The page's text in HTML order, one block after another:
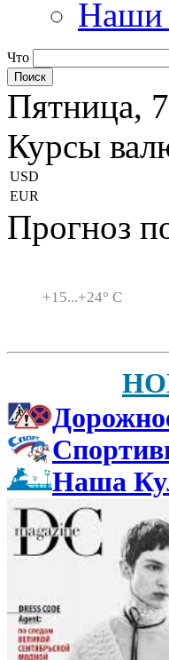
Наши
Что
Пятница,
Курсы
USD
EUR
Прогноз
+15...+24° C
Наша